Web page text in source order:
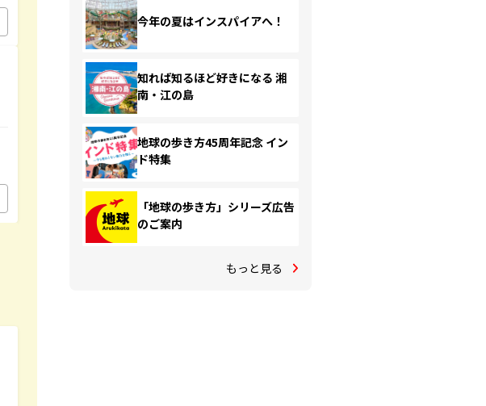
今年の夏はインスパイアへ！
知れば知るほど好きになる 湘
南・江の島
地球の歩き方45周年記念 イン
ド特集
「地球の歩き方」シリーズ広告
のご案内
もっと見る